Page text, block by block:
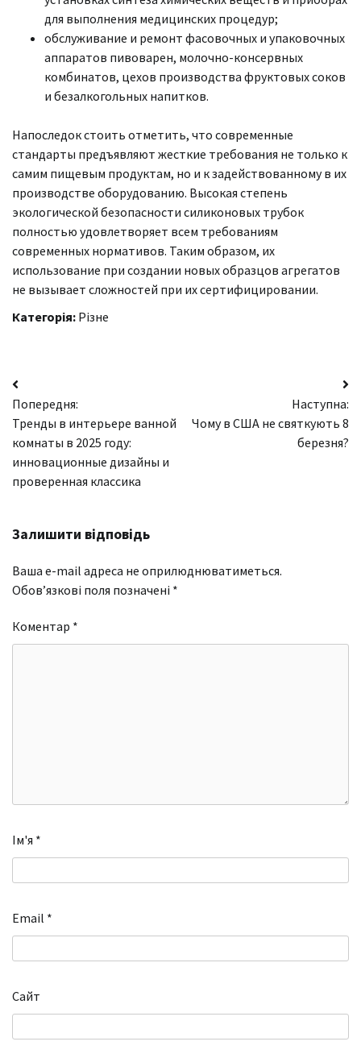
для выполнения медицинских процедур;
обслуживание и ремонт фасовочных и упаковочных
аппаратов пивоварен, молочно-консервных
комбинатов, цехов производства фруктовых соков
и безалкогольных напитков.
Напоследок стоить отметить, что современные
стандарты предъявляют жесткие требования не только к
самим пищевым продуктам, но и к задействованному в их
производстве оборудованию. Высокая степень
экологической безопасности силиконовых трубок
полностью удовлетворяет всем требованиям
современных нормативов. Таким образом, их
использование при создании новых образцов агрегатов
не вызывает сложностей при их сертифицировании.
Категорія: Різне
Навігація
записів
Попередня:
Тренды в интерьере ванной
комнаты в 2025 году:
инновационные дизайны и
проверенная классика
Наступна:
Чому в США не святкують 8
березня?
Залишити відповідь
Ваша e-mail адреса не оприлюднюватиметься.
Обов’язкові поля позначені *
Коментар *
Ім'я *
Email *
Сайт